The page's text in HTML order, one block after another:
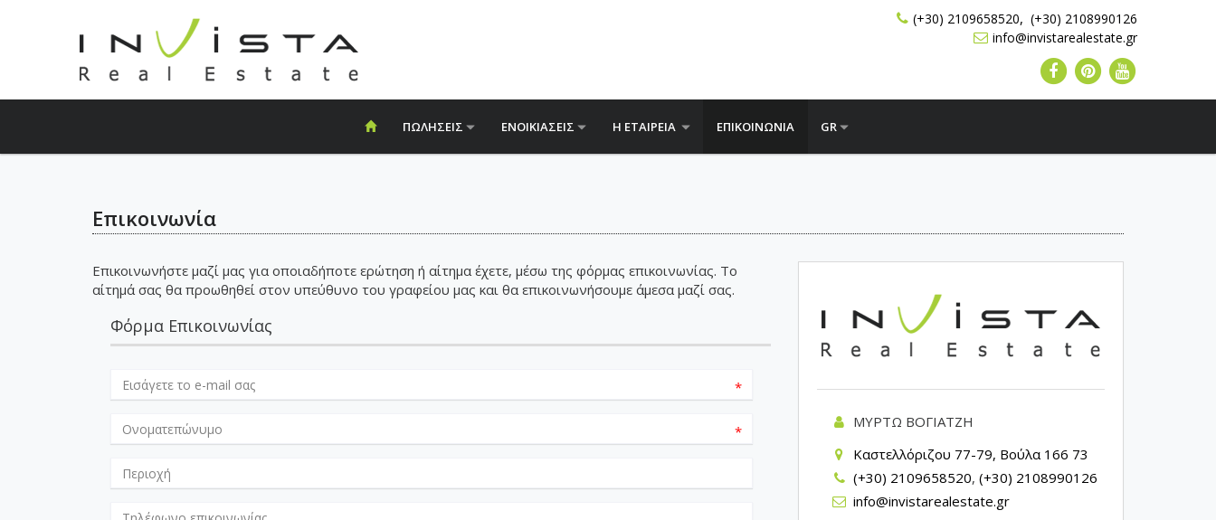
(+30) 2109658520, (+30) 2108990126
info@invistarealestate.gr
ΠΩΛΗΣΕΙΣ ΕΝΟΙΚΙΑΣΕΙΣ Η ΕΤΑΙΡΕΙΑ ΕΠΙΚΟΙΝΩΝΙΑ GR
Επικοινωνία
Επικοινωνήστε μαζί μας για οποιαδήποτε ερώτηση ή αίτημα έχετε, μέσω της φόρμας επικοινωνίας. Το
αίτημά σας θα προωθηθεί στον υπεύθυνο του γραφείου μας και θα επικοινωνήσουμε άμεσα μαζί σας.
Φόρμα Επικοινωνίας
*
*
ΜΥΡΤΩ ΒΟΓΙΑΤΖΗ
Καστελλόριζου 77-79, Βούλα 166 73
(+30) 2109658520, (+30) 2108990126
info@invistarealestate.gr